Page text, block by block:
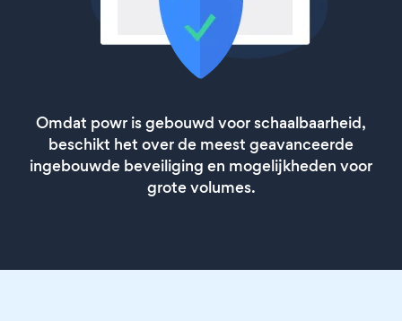
Omdat powr is gebouwd voor schaalbaarheid,
beschikt het over de meest geavanceerde
ingebouwde beveiliging en mogelijkheden voor
grote volumes.